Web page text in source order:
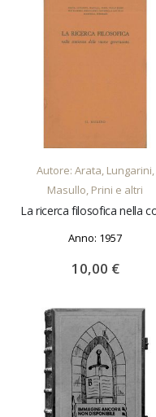
Autore: Arata, Lungarini,
Masullo, Prini e altri
Anno: 1957
10,00 €